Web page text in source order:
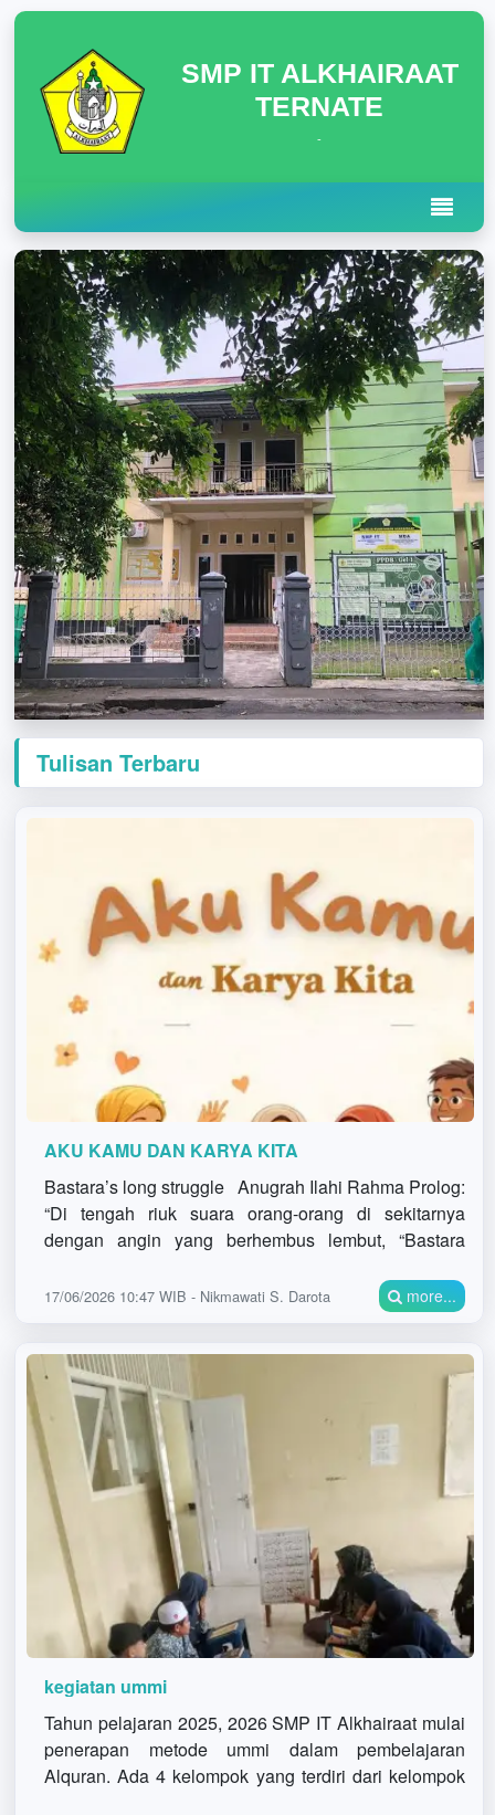
SMP IT ALKHAIRAAT
TERNATE
-
Tulisan Terbaru
AKU KAMU DAN KARYA KITA
Bastara’s long struggle Anugrah Ilahi Rahma Prolog:
“Di tengah riuk suara orang-orang di sekitarnya
dengan angin yang berhembus lembut, “Bastara
17/06/2026 10:47 WIB - Nikmawati S. Darota more...
kegiatan ummi
Tahun pelajaran 2025, 2026 SMP IT Alkhairaat mulai
penerapan metode ummi dalam pembelajaran
Alquran. Ada 4 kelompok yang terdiri dari kelompok